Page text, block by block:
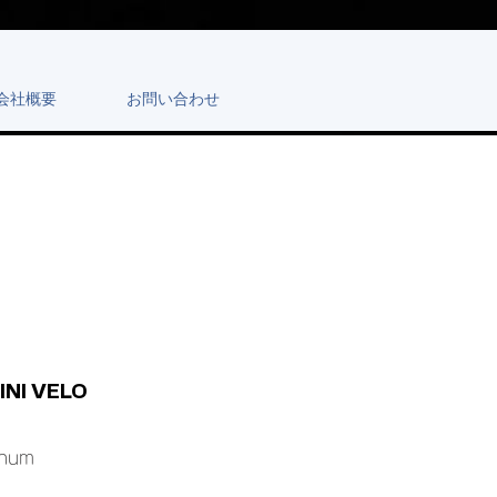
社概要 お問い合わせ
VELO